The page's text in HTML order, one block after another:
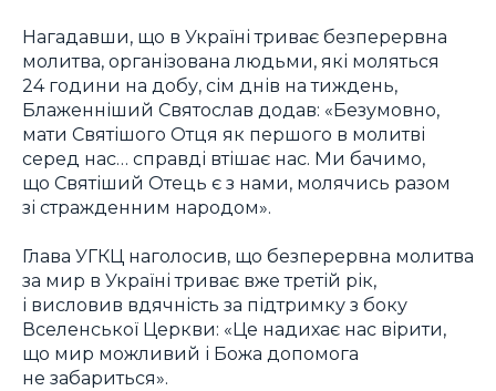
Нагадавши, що в Україні триває безперервна
молитва, організована людьми, які моляться
24 години на добу, сім днів на тиждень,
Блаженніший Святослав додав: «Безумовно,
мати Святішого Отця як першого в молитві
серед нас… справді втішає нас. Ми бачимо,
що Святіший Отець є з нами, молячись разом
зі стражденним народом».
Глава УГКЦ наголосив, що безперервна молитва
за мир в Україні триває вже третій рік,
і висловив вдячність за підтримку з боку
Вселенської Церкви: «Це надихає нас вірити,
що мир можливий і Божа допомога
не забариться».